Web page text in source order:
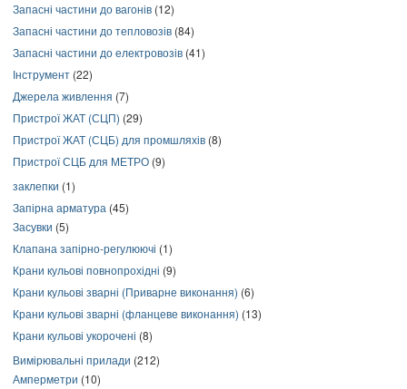
Запасні частини до вагонів (12)
Запасні частини до тепловозів (84)
Запасні частини до електровозів (41)
Інструмент (22)
Джерела живлення (7)
Пристрої ЖАТ (СЦП) (29)
Пристрої ЖАТ (СЦБ) для промшляхів (8)
Пристрої СЦБ для МЕТРО (9)
заклепки (1)
Запірна арматура (45)
Засувки (5)
Клапана запірно-регулюючі (1)
Крани кульові повнопрохідні (9)
Крани кульові зварні (Приварне виконання) (6)
Крани кульові зварні (фланцеве виконання) (13)
Крани кульові укорочені (8)
Вимірювальні прилади (212)
Амперметри (10)